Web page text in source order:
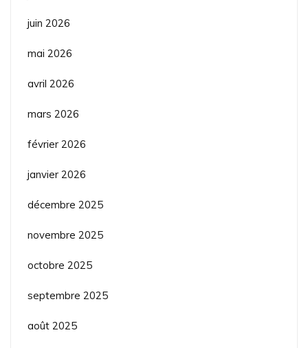
juin 2026
mai 2026
avril 2026
mars 2026
février 2026
janvier 2026
décembre 2025
novembre 2025
octobre 2025
septembre 2025
août 2025